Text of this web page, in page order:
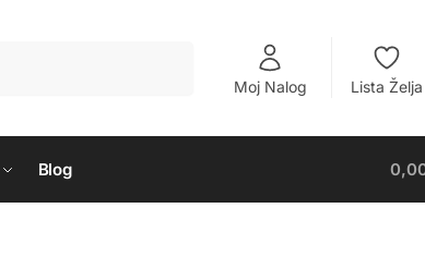
Moj Nalog Lista Želja
Blog